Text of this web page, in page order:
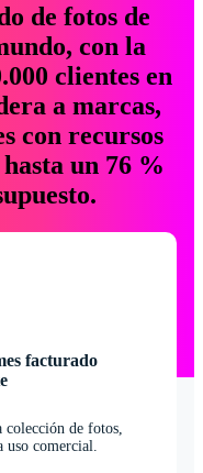
de fotos de
con la
clientes en
a marcas,
con recursos
un 76 %
facturado
colección de fotos,
comercial.